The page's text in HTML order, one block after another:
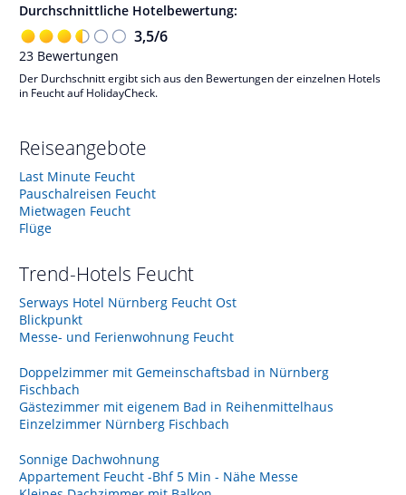
Durchschnittliche Hotelbewertung:
3,5/6
23 Bewertungen
Der Durchschnitt ergibt sich aus den Bewertungen der einzelnen Hotels
in Feucht auf HolidayCheck.
Reiseangebote
Last Minute Feucht
Pauschalreisen Feucht
Mietwagen Feucht
Flüge
Trend-Hotels Feucht
Serways Hotel Nürnberg Feucht Ost
Blickpunkt
Messe- und Ferienwohnung Feucht
Doppelzimmer mit Gemeinschaftsbad in Nürnberg
Fischbach
Gästezimmer mit eigenem Bad in Reihenmittelhaus
Einzelzimmer Nürnberg Fischbach
Sonnige Dachwohnung
Appartement Feucht -Bhf 5 Min - Nähe Messe